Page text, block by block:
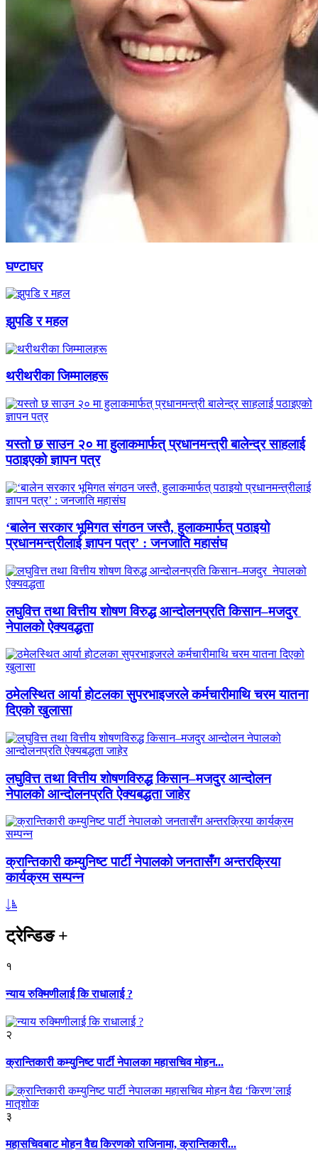
घण्टाघर
झुपडि र महल
थरीथरीका जिम्मालहरू
यस्तो छ साउन २० मा हुलाकमार्फत् प्रधानमन्त्री बालेन्द्र साहलाई
पठाइएको ज्ञापन पत्र
‘बालेन सरकार भूमिगत संगठन जस्तै, हुलाकमार्फत् पठाइयो
प्रधानमन्त्रीलाई ज्ञापन पत्र’ : जनजाति महासंघ
लघुवित्त तथा वित्तीय शोषण विरुद्ध आन्दोलनप्रति किसान–मजदुर
नेपालको ऐक्यवद्धता
ठमेलस्थित आर्या होटलका सुपरभाइजरले कर्मचारीमाथि चरम यातना
दिएको खुलासा
लघुवित्त तथा वित्तीय शोषणविरुद्ध किसान–मजदुर आन्दोलन
नेपालको आन्दोलनप्रति ऐक्यबद्धता जाहेर
क्रान्तिकारी कम्युनिष्ट पार्टी नेपालको जनतासँग अन्तरक्रिया
कार्यक्रम सम्पन्न
ट्रेन्डिङ+
१
न्याय रुक्मिणीलाई कि राधालाई ?
२
क्रान्तिकारी कम्युनिष्ट पार्टी नेपालका महासचिव मोहन...
३
महासचिवबाट मोहन वैद्य किरणको राजिनामा, क्रान्तिकारी...